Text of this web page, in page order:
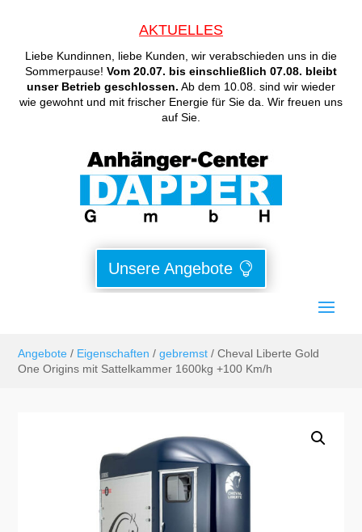
AKTUELLES
Liebe Kundinnen, liebe Kunden, wir verabschieden uns in die
Sommerpause! Vom 20.07. bis einschließlich 07.08. bleibt
unser Betrieb geschlossen. Ab dem 10.08. sind wir wieder
wie gewohnt und mit frischer Energie für Sie da. Wir freuen uns
auf Sie.
Unsere Angebote
Angebote / Eigenschaften /gebremst / Cheval Liberte Gold
One Origins mit Sattelkammer 1600kg +100 Km/h